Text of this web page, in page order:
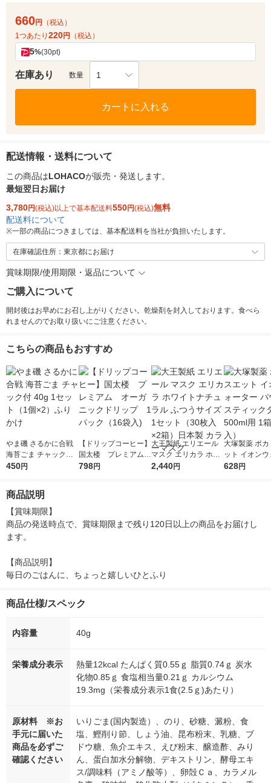
660円
（税込）
1つあたり 220円 （税込）
5%(30pt)
在庫あり 数量 1
カートに入れる
配送情報・送料について
この商品はLOHACOが販売・発送します。
最短翌日お届け
3,780円(税込)以上で基本配送料550円(税込)無料
配送料について
※一部の商品につきましては、基本配送料を当社が負担いたします。
在庫確認住所：東京都にお届け
賞味期限/使用期限・返品について
ご購入について
開封後はお早めにお召し上がりください。乾燥剤を封入しております。食べら
れませんのでお取り扱いにご注意ください。
こちらの商品もおすすめ
やま磯 さるかに合戦
海苔ごま チャック付
40g 1セット（1個×
450円
【ドリップコーヒー】
国太楼 プレミアム
オーガニックドリッ
798円
大王製紙 エリエール
マスク エリカラ ホワ
イトナチュラル ふつ
2,440円
大塚製薬 ポ
ット イオン
ー パウダー
628円
商品説明
【賞味期限】
商品の発送時点で、賞味期限まで残り120日以上の商品をお届けし
ます。
【商品説明】
毎日のごはんに、ちょっと嬉しいひとふり
商品仕様/スペック
内容量 40g
栄養成分表示
熱量12kcal たんぱく質0.55ｇ 脂質0.74ｇ 炭水
化物0.85ｇ 食塩相当量0.21ｇ カルシウム
19.3mg（栄養成分表示1食(2.5ｇ)あたり）
原材料 ※お
手元に届いた
商品を必ずご
確認ください
いりごま(国内製造）、のり、砂糖、澱粉、食
塩、鰹削り節、しょう油、昆布粉末、乳糖、ブ
ドウ糖、魚介エキス、えび粉末、醸造酢、みり
ん、蛋白加水分解物、デキストリン、酵母エキ
ス/調味料（アミノ酸等）、卵殻Ｃａ、カラメル